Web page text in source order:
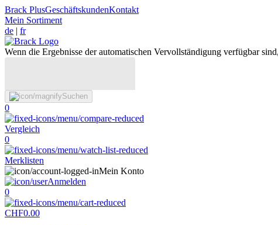
Brack PlusGeschäftskundenKontakt
Mein Sortiment
de | fr
Wenn die Ergebnisse der automatischen Vervollständigung verfügbar
Suchen
0
Vergleich
0
Merklisten
Mein Konto
Anmelden
0
CHF0.00